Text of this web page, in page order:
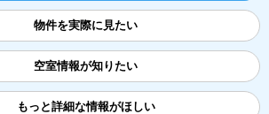
物件を実際に見たい
空室情報が知りたい
もっと詳細な情報がほしい